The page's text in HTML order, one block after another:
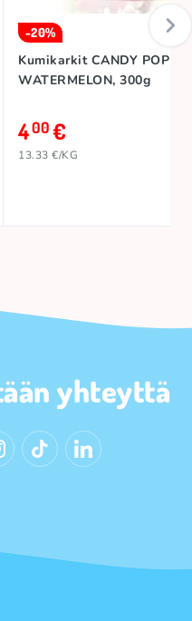
-20%
Kumikarkit CANDY POP
WATERMELON, 300g
400€
13.33 €/KG
yhteyttä